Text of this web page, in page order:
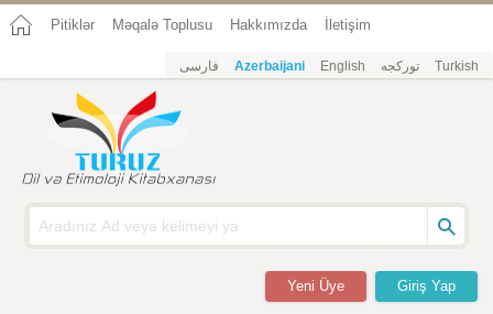
Pitiklər Məqalə Toplusu Hakkımızda İletişim
فارسی Azerbaijani English تورکجه Turkish
Giriş Yap
Yeni Üye